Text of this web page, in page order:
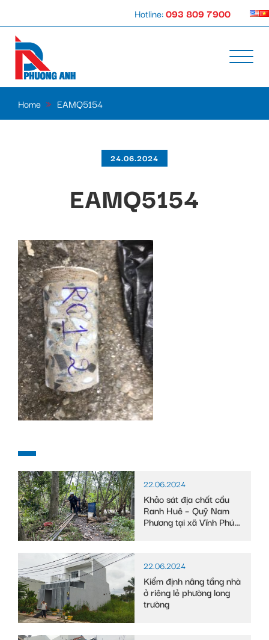
Hotline:093 809 7900
Home » EAMQ5154
24.06.2024
EAMQ5154
22.06.2024
Khảo sát địa chất cầu
Ranh Huê – Quỹ Nam
Phương tại xã Vĩnh Phú
22.06.2024
Kiểm định nâng tầng nhà
ở riêng lẻ phường long
trường